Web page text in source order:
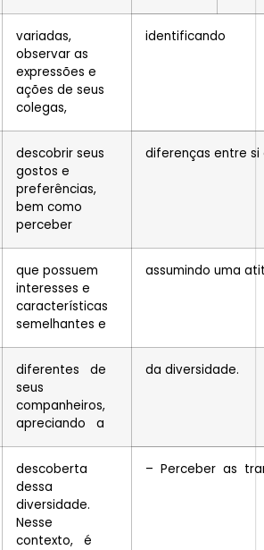
variadas,
observar as
expressões e
ações de seus
colegas,
identificando
descobrir seus
gostos e
preferências,
bem como
perceber
diferenças entre
que possuem
interesses e
características
semelhantes e
assumindo uma
diferentes de
seus
companheiros,
apreciando a
da diversidade.
descoberta
dessa
diversidade.
Nesse
contexto, é
– Perceber as